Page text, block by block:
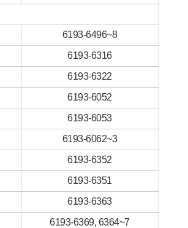
6193-6496~8
6193-6316
6193-6322
6193-6052
6193-6053
6193-6062~3
6193-6352
6193-6351
6193-6363
6193-6369, 6364~7